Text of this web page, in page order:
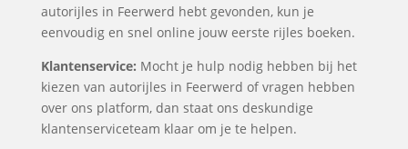
autorijles in Feerwerd hebt gevonden, kun je
eenvoudig en snel online jouw eerste rijles boeken.
Klantenservice: Mocht je hulp nodig hebben bij het
kiezen van autorijles in Feerwerd of vragen hebben
over ons platform, dan staat ons deskundige
klantenserviceteam klaar om je te helpen.